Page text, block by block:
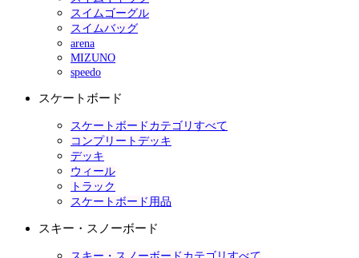
スイムゴーグル
スイムバッグ
arena
MIZUNO
speedo
スケートボード
スケートボードカテゴリすべて
コンプリートデッキ
デッキ
ウィール
トラック
スケートボード用品
スキー・スノーボード